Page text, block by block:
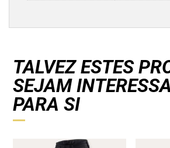
TALVEZ ESTES
SEJAM
PARA SI